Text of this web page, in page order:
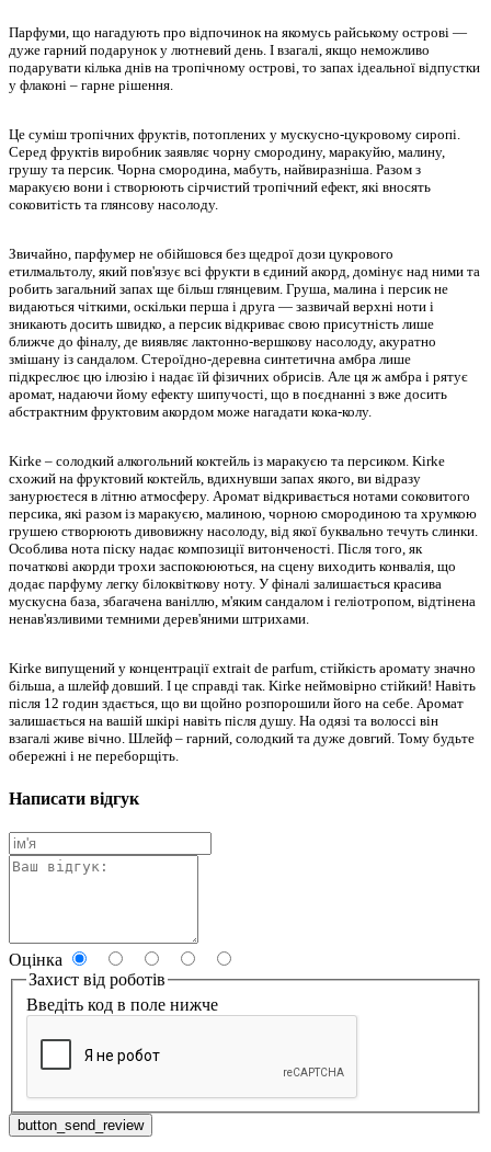
Парфуми, що нагадують про відпочинок на якомусь райському острові —
дуже гарний подарунок у лютневий день. І взагалі, якщо неможливо
подарувати кілька днів на тропічному острові, то запах ідеальної відпустки
у флаконі – гарне рішення.
Це суміш тропічних фруктів, потоплених у мускусно-цукровому сиропі.
Серед фруктів виробник заявляє чорну смородину, маракуйю, малину,
грушу та персик. Чорна смородина, мабуть, найвиразніша. Разом з
маракуєю вони і створюють сірчистий тропічний ефект, які вносять
соковитість та глянсову насолоду.
Звичайно, парфумер не обійшовся без щедрої дози цукрового
етилмальтолу, який пов'язує всі фрукти в єдиний акорд, домінує над ними та
робить загальний запах ще більш глянцевим. Груша, малина і персик не
видаються чіткими, оскільки перша і друга — зазвичай верхні ноти і
зникають досить швидко, а персик відкриває свою присутність лише
ближче до фіналу, де виявляє лактонно-вершкову насолоду, акуратно
змішану із сандалом. Стероїдно-деревна синтетична амбра лише
підкреслює цю ілюзію і надає їй фізичних обрисів. Але ця ж амбра і рятує
аромат, надаючи йому ефекту шипучості, що в поєднанні з вже досить
абстрактним фруктовим акордом може нагадати кока-колу.
Kirke – солодкий алкогольний коктейль із маракуєю та персиком. Kirke
схожий на фруктовий коктейль, вдихнувши запах якого, ви відразу
занурюєтеся в літню атмосферу. Аромат відкривається нотами соковитого
персика, які разом із маракуєю, малиною, чорною смородиною та хрумкою
грушею створюють дивовижну насолоду, від якої буквально течуть слинки.
Особлива нота піску надає композиції витонченості. Після того, як
початкові акорди трохи заспокоюються, на сцену виходить конвалія, що
додає парфуму легку білоквіткову ноту. У фіналі залишається красива
мускусна база, збагачена ваніллю, м'яким сандалом і геліотропом, відтінена
ненав'язливими темними дерев'яними штрихами.
Kirke випущений у концентрації extrait de parfum, стійкість аромату значно
більша, а шлейф довший. І це справді так. Kirke неймовірно стійкий! Навіть
після 12 годин здається, що ви щойно розпорошили його на себе. Аромат
залишається на вашій шкірі навіть після душу. На одязі та волоссі він
взагалі живе вічно. Шлейф – гарний, солодкий та дуже довгий. Тому будьте
обережні і не переборщіть.
Написати відгук
Оцінка
Захист від роботів
Введіть код в поле нижче
button_send_review